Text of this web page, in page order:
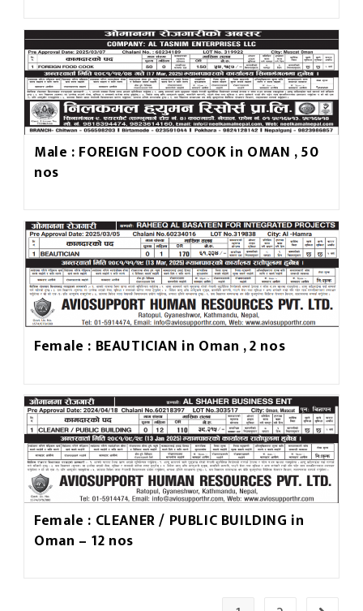
Male : FOREIGN FOOD COOK in OMAN , 50
nos
Female : BEAUTICIAN in Oman , 2 nos
Female : CLEANER / PUBLIC BUILDING in
Oman – 12 nos